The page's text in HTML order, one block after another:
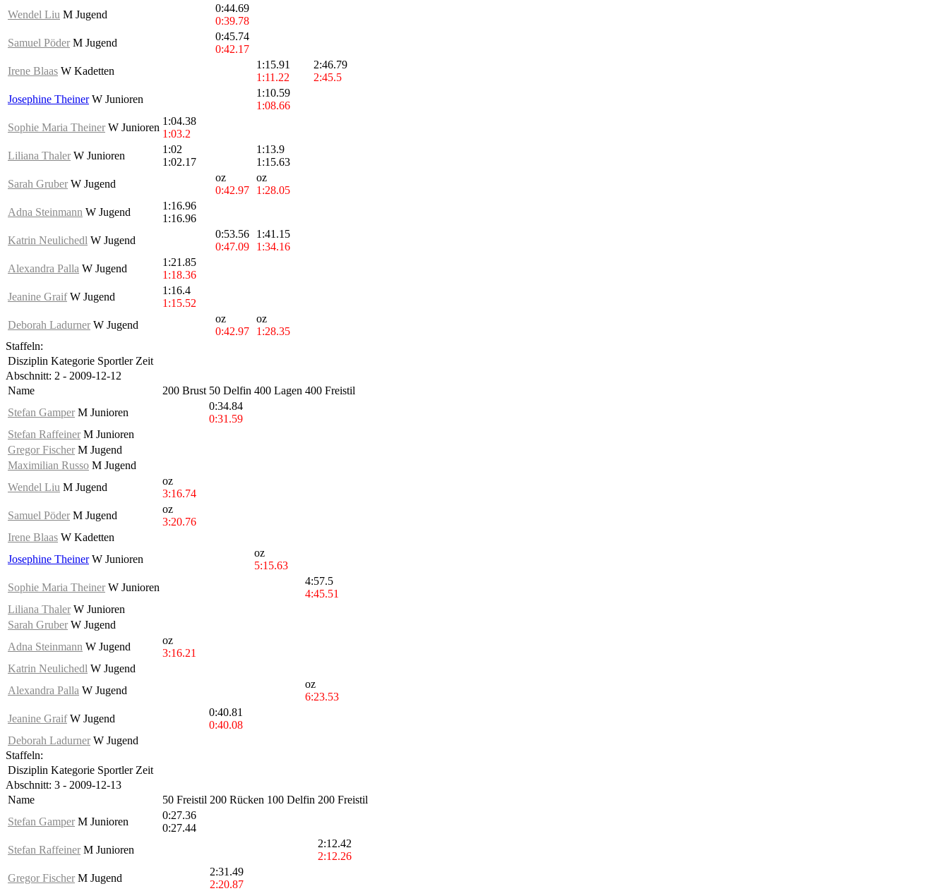
Wendel Liu M Jugend
0:44.69
0:39.78
Samuel Pöder M Jugend
0:45.74
0:42.17
Irene Blaas W Kadetten
1:15.91
1:11.22
2:46.79
2:45.5
Josephine TheinerW Junioren
1:10.59
1:08.66
Sophie Maria Theiner W Junioren
1:04.38
1:03.2
Liliana Thaler W Junioren
1:02
1:02.17
1:13.9
1:15.63
Sarah Gruber W Jugend
oz
0:42.97
oz
1:28.05
Adna Steinmann W Jugend
1:16.96
1:16.96
Katrin Neulichedl W Jugend
0:53.56
0:47.09
1:41.15
1:34.16
Alexandra Palla W Jugend
1:21.85
1:18.36
Jeanine GraifW Jugend
1:16.4
1:15.52
Deborah Ladurner W Jugend
oz
0:42.97
oz
1:28.35
Staffeln:
Disziplin Kategorie Sportler Zeit
Abschnitt: 2 - 2009-12-12
Name
200 Brust 50 Delfin 400 Lagen 400 Freistil
Stefan Gamper M Junioren
0:34.84
0:31.59
Stefan Raffeiner M Junioren
Gregor Fischer M Jugend
Maximilian Russo M Jugend
Wendel Liu M Jugend
oz
3:16.74
Samuel Pöder M Jugend
oz
3:20.76
Irene Blaas W Kadetten
Josephine TheinerW Junioren
oz
5:15.63
Sophie Maria Theiner W Junioren
4:57.5
4:45.51
Liliana Thaler W Junioren
Sarah Gruber W Jugend
Adna Steinmann W Jugend
oz
3:16.21
Katrin Neulichedl W Jugend
Alexandra Palla W Jugend
oz
6:23.53
Jeanine GraifW Jugend
0:40.81
0:40.08
Deborah Ladurner W Jugend
Staffeln:
Disziplin Kategorie Sportler Zeit
Abschnitt: 3 - 2009-12-13
Name
50 Freistil 200 Rücken 100 Delfin 200 Freistil
Stefan Gamper M Junioren
0:27.36
0:27.44
Stefan Raffeiner M Junioren
2:12.42
2:12.26
Gregor Fischer M Jugend
2:31.49
2:20.87